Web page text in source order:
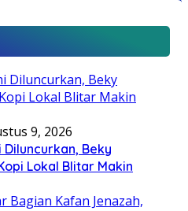
9, 2026
Diluncurkan, Beky
Lokal Blitar Makin